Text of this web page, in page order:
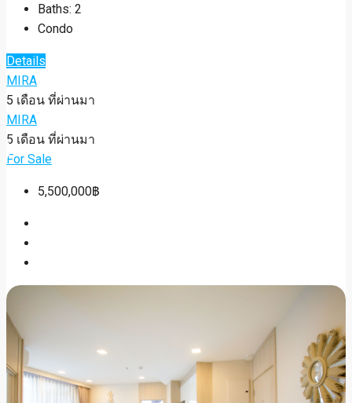
Baths: 2
Condo
Details
MIRA
5 เดือน ที่ผ่านมา
MIRA
5 เดือน ที่ผ่านมา
For Sale
5,500,000฿